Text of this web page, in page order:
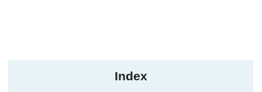
Index